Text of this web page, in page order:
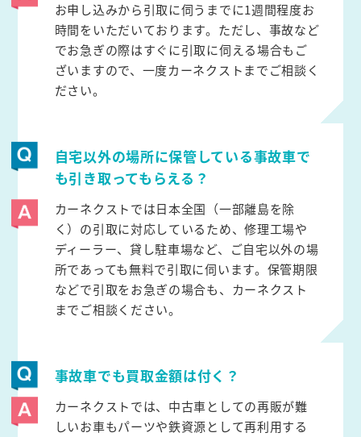
お申し込みから引取に伺うまでに1週間程度お
時間をいただいております。ただし、事故など
でお急ぎの際はすぐに引取に伺える場合もご
ざいますので、一度カーネクストまでご相談く
ださい。
自宅以外の場所に保管している事故車で
も引き取ってもらえる？
カーネクストでは日本全国（一部離島を除
く）の引取に対応しているため、修理工場や
ディーラー、貸し駐車場など、ご自宅以外の場
所であっても無料で引取に伺います。保管期限
などで引取をお急ぎの場合も、カーネクスト
までご相談ください。
事故車でも買取金額は付く？
カーネクストでは、中古車としての再販が難
しいお車もパーツや鉄資源として再利用する